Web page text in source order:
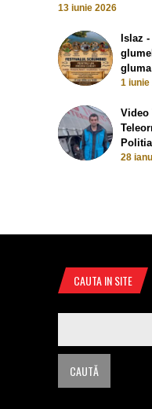
13 iunie 2026
Islaz
gluma
1 iunie
Video
28
CAUTA IN SITE